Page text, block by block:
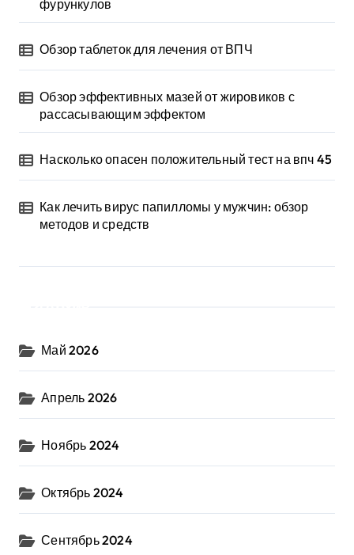
фурункулов
Обзор таблеток для лечения от ВПЧ
Обзор эффективных мазей от жировиков с
рассасывающим эффектом
Насколько опасен положительный тест на впч 45
Как лечить вирус папилломы у мужчин: обзор
методов и средств
Май 2026
Апрель 2026
Ноябрь 2024
Октябрь 2024
Сентябрь 2024